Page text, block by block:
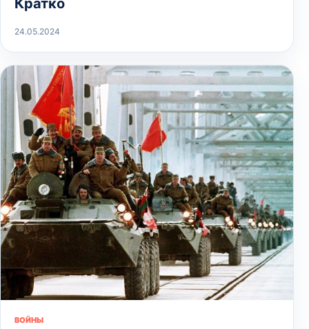
Кратко
24.05.2024
ВОЙНЫ